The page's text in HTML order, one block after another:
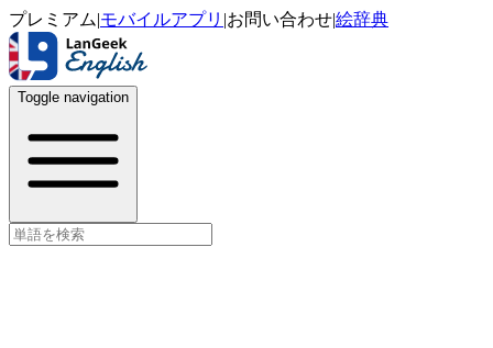
プレミアム|モバイルアプリ |お問い合わせ|絵辞典
Toggle navigation